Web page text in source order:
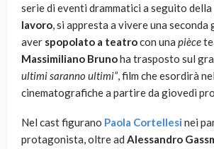
serie di eventi drammatici a seguito della
lavoro, si appresta a vivere una seconda
aver spopolato a teatrocon una pièce
Massimiliano Brunoha trasposto sul
ultimi saranno ultimi”, film che esordirà
cinematografiche a partire da giovedì
Nel cast figurano Paola Cortellesi nei
protagonista, oltre ad Alessandro